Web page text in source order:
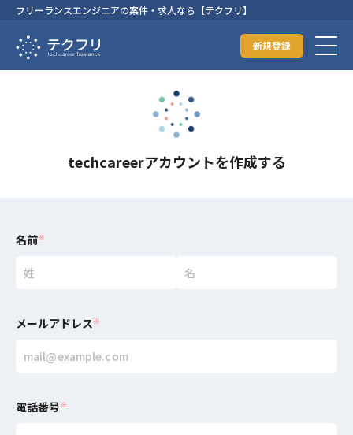
フリーランスエンジニアの案件・求人なら【テクフリ】
新規登録
techcareerアカウントを作成する
名前※
メールアドレス※
電話番号※